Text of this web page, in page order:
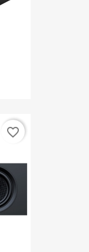
favorite_border